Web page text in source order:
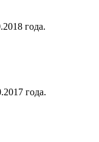
года.
года.